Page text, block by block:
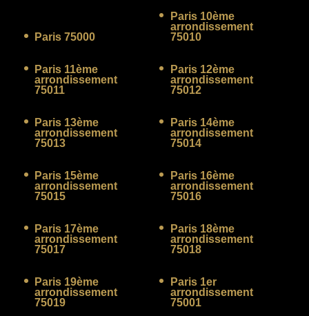
Paris 75000
Paris 10ème
arrondissement
75010
Paris 11ème
arrondissement
75011
Paris 12ème
arrondissement
75012
Paris 13ème
arrondissement
75013
Paris 14ème
arrondissement
75014
Paris 15ème
arrondissement
75015
Paris 16ème
arrondissement
75016
Paris 17ème
arrondissement
75017
Paris 18ème
arrondissement
75018
Paris 19ème
arrondissement
75019
Paris 1er
arrondissement
75001